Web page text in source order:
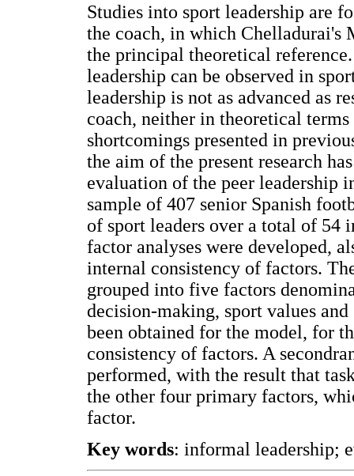
Studies into sport leadership are
the coach, in which
the principal theoretical
leadership can be observed in
leadership is not as advanced as
coach, neither in theoretical
shortcomings presented in
the aim of the present research
evaluation of the peer leadership
sample of 407 senior Spanish
of sport leaders over a total of
factor analyses were developed,
internal consistency of factors.
grouped into five factors
decision-making, sport values
been obtained for the model, for
consistency of factors. A
performed, with the result that
the other four primary factors,
factor.
Key words: informal leadership;